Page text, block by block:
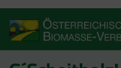
content